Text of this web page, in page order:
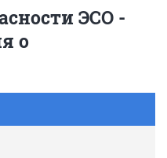
ЭСО -
о